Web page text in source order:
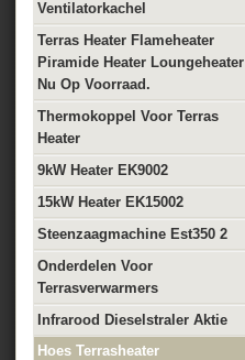
Ventilatorkachel
Terras Heater Flameheater
Piramide Heater Loungeheater
Nu Op Voorraad.
Thermokoppel Voor Terras
Heater
9kW Heater EK9002
15kW Heater EK15002
Steenzaagmachine Est350 2
Onderdelen Voor
Terrasverwarmers
Infrarood Dieselstraler Aktie
Hoes Terrasheater